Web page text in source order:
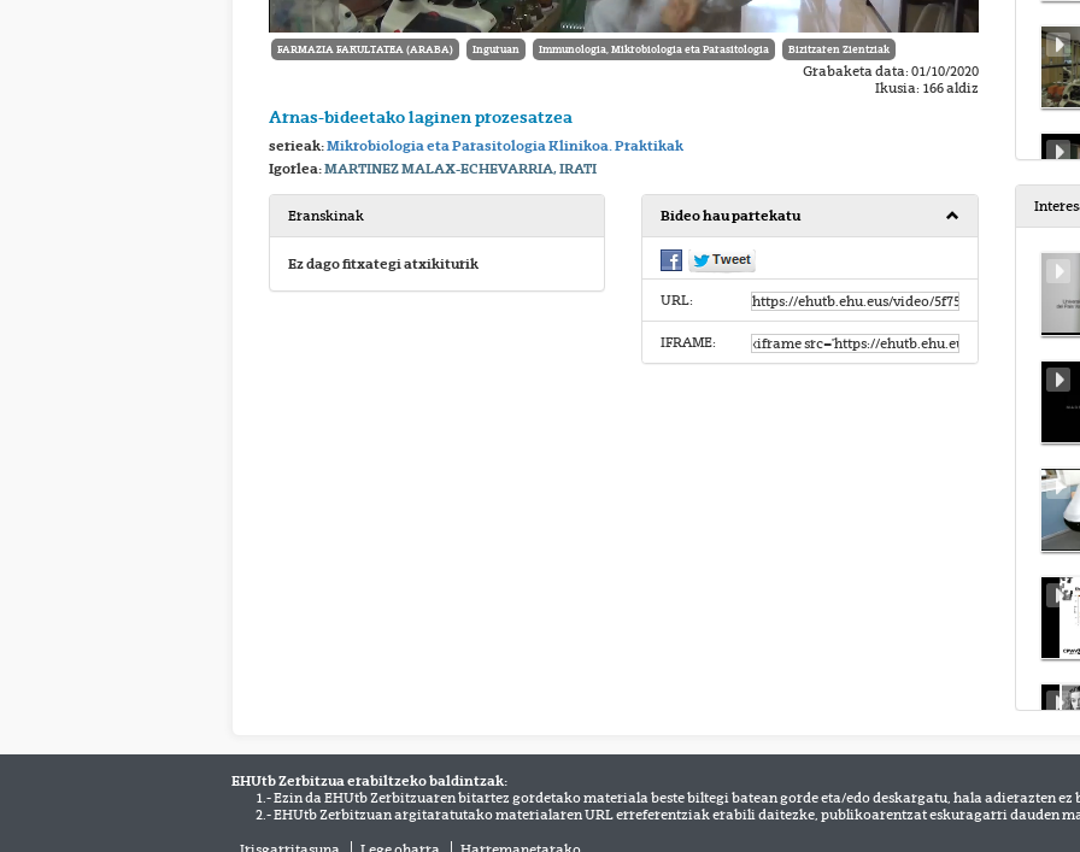
FARMAZIA FAKULTATEA (ARABA) Inguruan Immunologia, Mikrobiologia eta Parasitologia Bizitzaren Zientziak
Grabaketa data: 01/10/2020
Ikusia: 166 aldiz
Arnas-bideetako laginen prozesatzea
serieak:Mikrobiologia eta Parasitologia Klinikoa. Praktikak
Igorlea:MARTINEZ MALAX-ECHEVARRIA, IRATI
Eranskinak
Ez dago fitxategi atxikiturik
Bideo hau partekatu
URL:
IFRAME:
EHUtb Zerbitzua erabiltzeko baldintzak:
1.- Ezin da EHUtb Zerbitzuaren bitartez gordetako materiala beste biltegi batean gorde eta/edo deskargatu, hala adierazten ez
2.- EHUtb Zerbitzuan argitaratutako materialaren URL erreferentziak erabili daitezke, publikoarentzat eskuragarri dauden